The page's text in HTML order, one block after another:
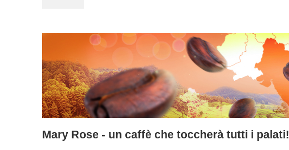
Mary Rose - un caffè che toccherà tutti i palati!